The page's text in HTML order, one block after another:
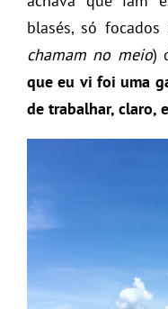
blasés, só focados
chamam no meio)
que eu vi foi uma
de trabalhar, claro,